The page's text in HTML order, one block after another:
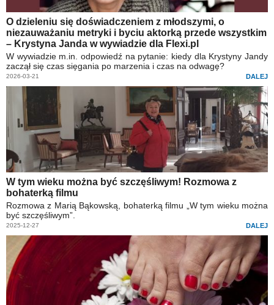
O dzieleniu się doświadczeniem z młodszymi, o
niezauważaniu metryki i byciu aktorką przede wszystkim
– Krystyna Janda w wywiadzie dla Flexi.pl
W wywiadzie m.in. odpowiedź na pytanie: kiedy dla Krystyny Jandy
zaczął się czas sięgania po marzenia i czas na odwagę?
2026-03-21 DALEJ
W tym wieku można być szczęśliwym! Rozmowa z
bohaterką filmu
Rozmowa z Marią Bąkowską, bohaterką filmu „W tym wieku można
być szczęśliwym”.
2025-12-27 DALEJ